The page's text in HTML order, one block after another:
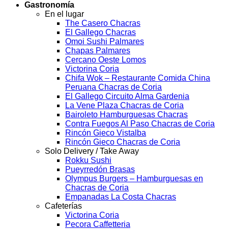
Gastronomía
En el lugar
The Casero Chacras
El Gallego Chacras
Omoi Sushi Palmares
Chapas Palmares
Cercano Oeste Lomos
Victorina Coria
Chifa Wok – Restaurante Comida China
Peruana Chacras de Coria
El Gallego Circuito Alma Gardenia
La Vene Plaza Chacras de Coria
Bairoleto Hamburguesas Chacras
Contra Fuegos Al Paso Chacras de Coria
Rincón Gieco Vistalba
Rincón Gieco Chacras de Coria
Solo Delivery / Take Away
Rokku Sushi
Pueyrredón Brasas
Olympus Burgers – Hamburguesas en
Chacras de Coria
Empanadas La Costa Chacras
Cafeterías
Victorina Coria
Pecora Caffetteria